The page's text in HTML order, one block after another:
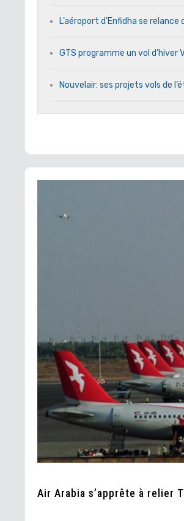
L’aéroport d’Enfidha se
GTS programme un vol d’hiver
Nouvelair: ses projets vols de
Air Arabia s’apprête à relier